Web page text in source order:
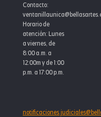
Contacto:
Horario de
atención: Lunes
a viernes, de
8:00 a.m. a
12:00m y de 1:00
p.m. a 17:00 p.m.